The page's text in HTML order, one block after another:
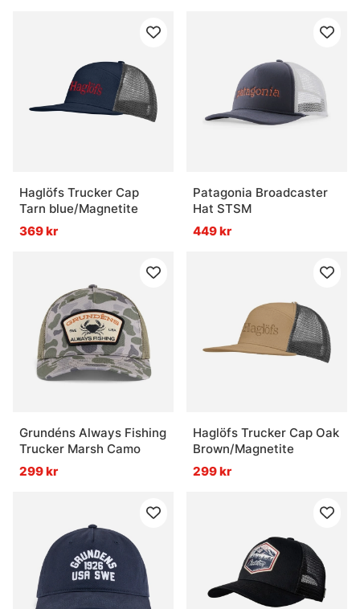
Haglöfs Trucker Cap
Tarn blue/Magnetite
369 kr
Patagonia Broadcaster
Hat STSM
449 kr
Grundéns Always Fishing
Trucker Marsh Camo
299 kr
Haglöfs Trucker Cap Oak
Brown/Magnetite
299 kr